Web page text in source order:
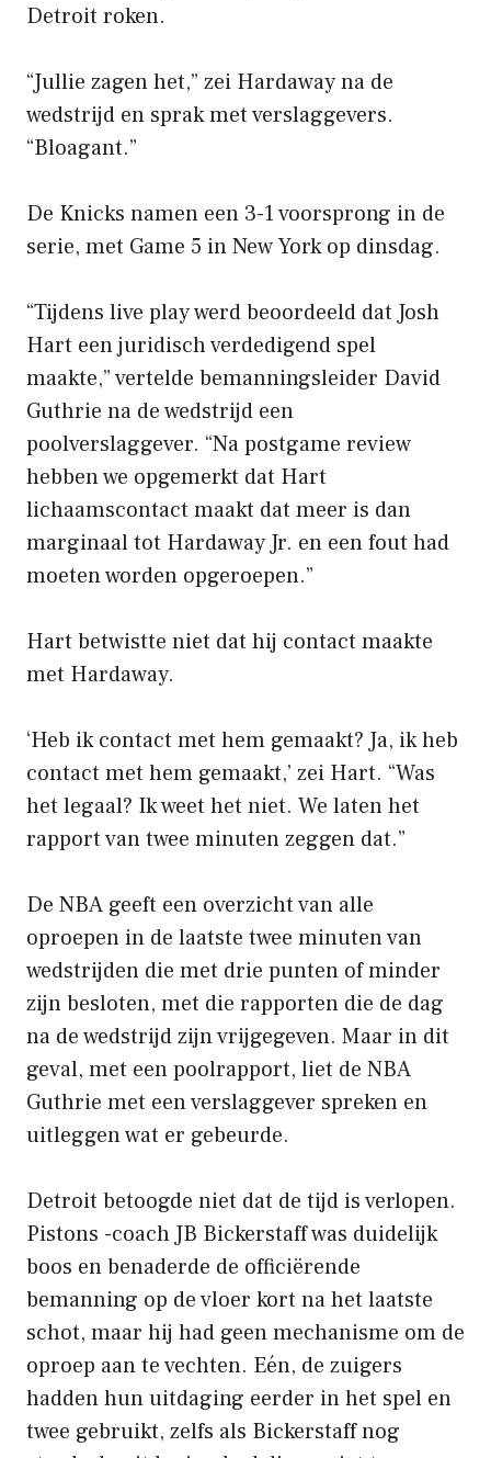
Detroit roken.
“Jullie zagen het,” zei Hardaway na de
wedstrijd en sprak met verslaggevers.
“Bloagant.”
De Knicks namen een 3-1 voorsprong in de
serie, met Game 5 in New York op dinsdag.
“Tijdens live play werd beoordeeld dat Josh
Hart een juridisch verdedigend spel
maakte,” vertelde bemanningsleider David
Guthrie na de wedstrijd een
poolverslaggever. “Na postgame review
hebben we opgemerkt dat Hart
lichaamscontact maakt dat meer is dan
marginaal tot Hardaway Jr. en een fout had
moeten worden opgeroepen.”
Hart betwistte niet dat hij contact maakte
met Hardaway.
‘Heb ik contact met hem gemaakt? Ja, ik heb
contact met hem gemaakt,’ zei Hart. “Was
het legaal? Ik weet het niet. We laten het
rapport van twee minuten zeggen dat.”
De NBA geeft een overzicht van alle
oproepen in de laatste twee minuten van
wedstrijden die met drie punten of minder
zijn besloten, met die rapporten die de dag
na de wedstrijd zijn vrijgegeven. Maar in dit
geval, met een poolrapport, liet de NBA
Guthrie met een verslaggever spreken en
uitleggen wat er gebeurde.
Detroit betoogde niet dat de tijd is verlopen.
Pistons -coach JB Bickerstaff was duidelijk
boos en benaderde de officiërende
bemanning op de vloer kort na het laatste
schot, maar hij had geen mechanisme om de
oproep aan te vechten. Eén, de zuigers
hadden hun uitdaging eerder in het spel en
twee gebruikt, zelfs als Bickerstaff nog